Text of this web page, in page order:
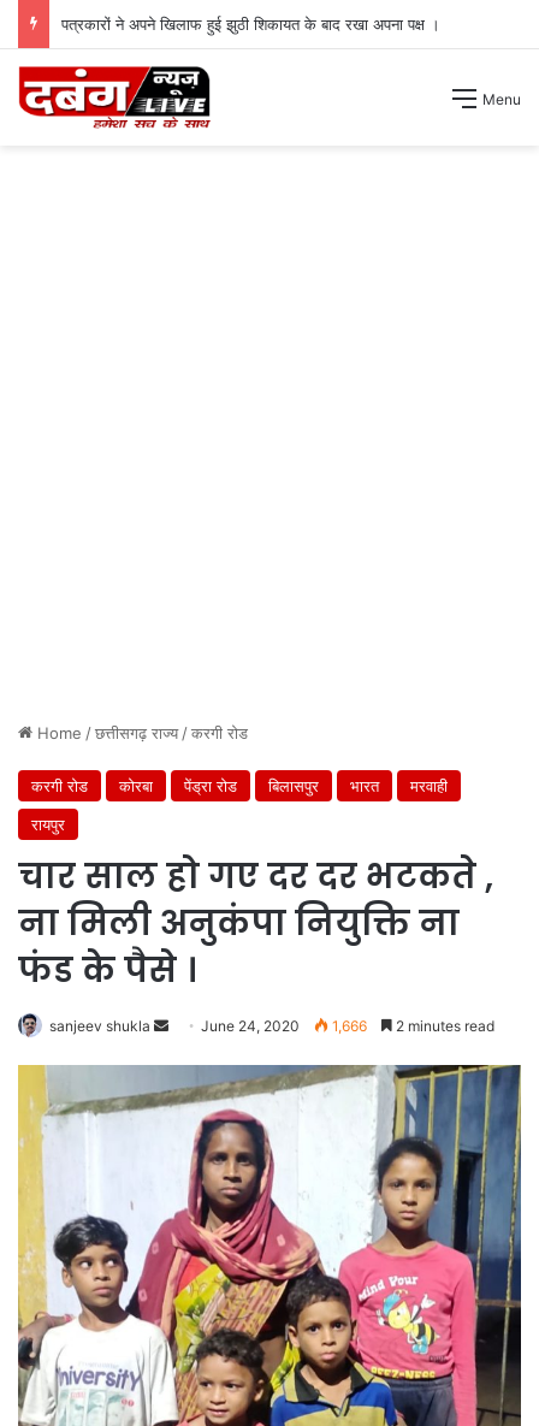
पत्रकारों ने अपने खिलाफ हुई झुठी शिकायत के बाद रखा अपना पक्ष ।
Menu
Home /छत्तीसगढ़ राज्य/करगी रोड
करगी रोड कोरबा पेंड्रा रोड बिलासपुर भारत
मरवाही
रायपुर
चार साल हो गए दर दर भटकते ,
ना मिली अनुकंपा नियुक्ति ना
फंड के पैसे ।
sanjeev shukla
Send
email
June 24, 2020 1,666 2 minutes read